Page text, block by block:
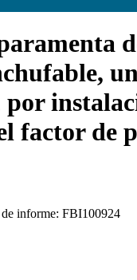
por
factor de
informe: FBI100924